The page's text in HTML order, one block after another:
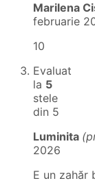
Marilena
februarie
10
Evaluat
la 5
stele
din 5
Luminita
2026
E un zahăr